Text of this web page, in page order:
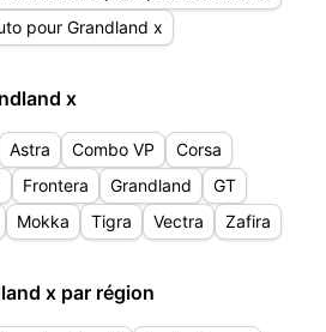
pour Grandland x
x
Astra Combo VP
Corsa
Frontera Grandland
GT
Mokka Tigra Vectra Zafira
x par région